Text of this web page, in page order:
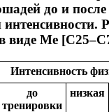
до и
виде Me
Интенсивность
до
тренировки
низкая